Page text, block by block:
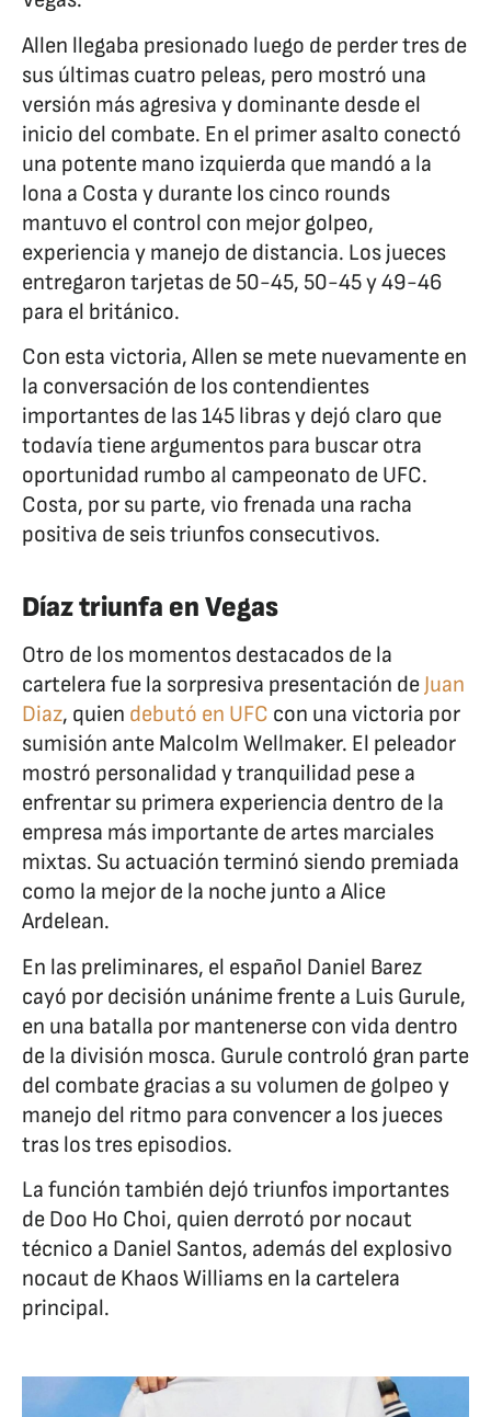
Allen llegaba presionado luego de perder tres de
sus últimas cuatro peleas, pero mostró una
versión más agresiva y dominante desde el
inicio del combate. En el primer asalto conectó
una potente mano izquierda que mandó a la
lona a Costa y durante los cinco rounds
mantuvo el control con mejor golpeo,
experiencia y manejo de distancia. Los jueces
entregaron tarjetas de 50-45, 50-45 y 49-46
para el británico.
Con esta victoria, Allen se mete nuevamente en
la conversación de los contendientes
importantes de las 145 libras y dejó claro que
todavía tiene argumentos para buscar otra
oportunidad rumbo al campeonato de UFC.
Costa, por su parte, vio frenada una racha
positiva de seis triunfos consecutivos.
Díaz triunfa en Vegas
Otro de los momentos destacados de la
cartelera fue la sorpresiva presentación de Juan
Diaz, quien debutó en UFC con una victoria por
sumisión ante Malcolm Wellmaker. El peleador
mostró personalidad y tranquilidad pese a
enfrentar su primera experiencia dentro de la
empresa más importante de artes marciales
mixtas. Su actuación terminó siendo premiada
como la mejor de la noche junto a Alice
Ardelean.
En las preliminares, el español Daniel Barez
cayó por decisión unánime frente a Luis Gurule,
en una batalla por mantenerse con vida dentro
de la división mosca. Gurule controló gran parte
del combate gracias a su volumen de golpeo y
manejo del ritmo para convencer a los jueces
tras los tres episodios.
La función también dejó triunfos importantes
de Doo Ho Choi, quien derrotó por nocaut
técnico a Daniel Santos, además del explosivo
nocaut de Khaos Williams en la cartelera
principal.